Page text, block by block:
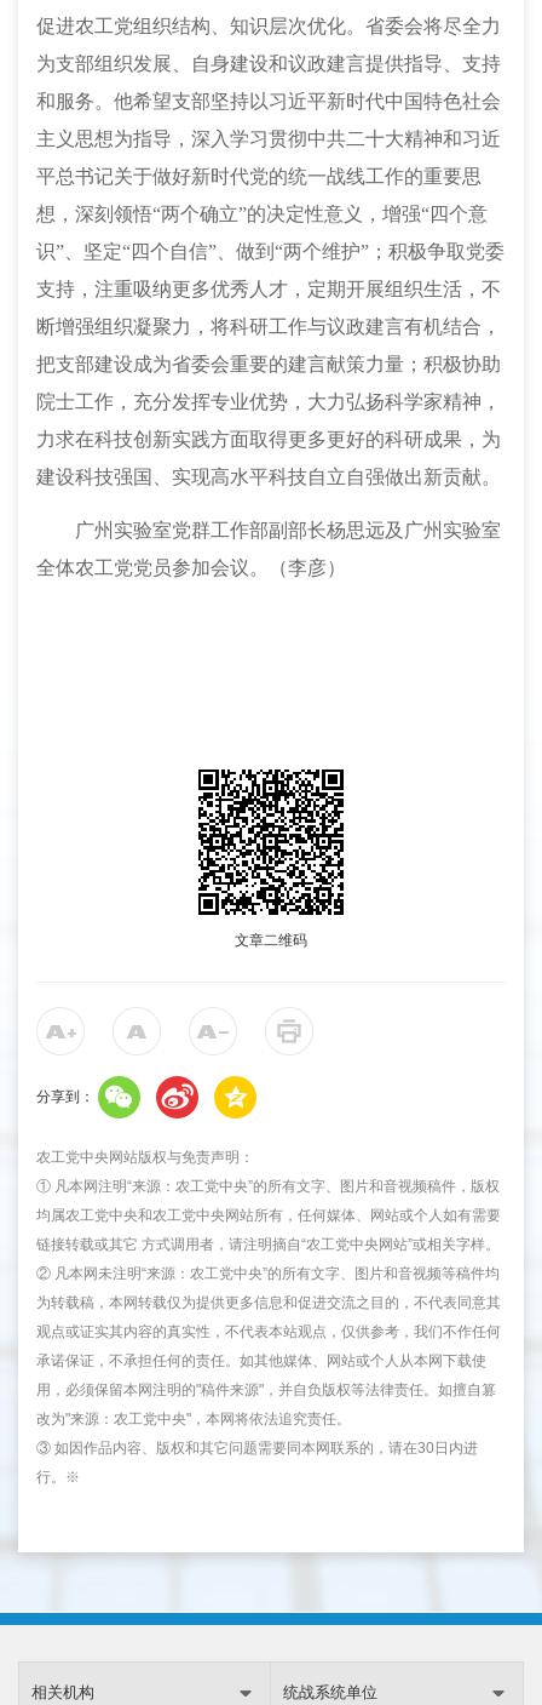
促进农工党组织结构、知识层次优化。省委会将尽全力
为支部组织发展、自身建设和议政建言提供指导、支持
和服务。 他希望支部坚持以习近平新时代中国特色社会
主义思想为指导，深入学习贯彻中共二十大精神和习近
平总书记关于做好新时代党的统一战线工作的重要思
想，深刻领悟“两个确立”的决定性意义，增强“四个意
识”、坚定“四个自信”、做到“两个维护”；积极争取党委
支持，注重吸纳更多优秀人才，定期开展组织生活，不
断增强组织凝聚力，将科研工作与议政建言有机结合，
把支部建设成为省委会重要的建言献策力量；积极协助
院士工作，充分发挥专业优势，大力弘扬科学家精神，
力求在科技创新实践方面取得更多更好的科研成果，为
建设科技强国、实现高水平科技自立自强做出新贡献。
广州实验室党群工作部副部长杨思远及广州实验室
全体农工党党员参加会议。 （李彦）
文章二维码
分享到：
农工党中央网站版权与免责声明：
① 凡本网注明“来源：农工党中央”的所有文字、图片和音视频稿件，版权
均属农工党中央和农工党中央网站所有，任何媒体、网站或个人如有需要
链接转载或其它 方式调用者，请注明摘自“农工党中央网站”或相关字样。
② 凡本网未注明“来源：农工党中央”的所有文字、图片和音视频等稿件均
为转载稿，本网转载仅为提供更多信息和促进交流之目的，不代表同意其
观点或证实其内容的真实性，不代表本站观点，仅供参考，我们不作任何
承诺保证，不承担任何的责任。如其他媒体、网站或个人从本网下载使
用，必须保留本网注明的"稿件来源"，并自负版权等法律责任。如擅自篡
改为"来源：农工党中央"，本网将依法追究责任。
③ 如因作品内容、版权和其它问题需要同本网联系的，请在30日内进
行。※
相关机构 统战系统单位